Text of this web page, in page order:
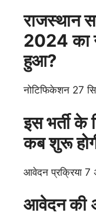
राजस्थान
2024 का
हुआ?
नोटिफिकेशन 27
इस भर्ती के
कब शुरू
आवेदन प्रक्रिया
आवेदन की